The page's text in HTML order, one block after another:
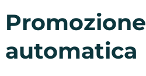
Promozione
automatica